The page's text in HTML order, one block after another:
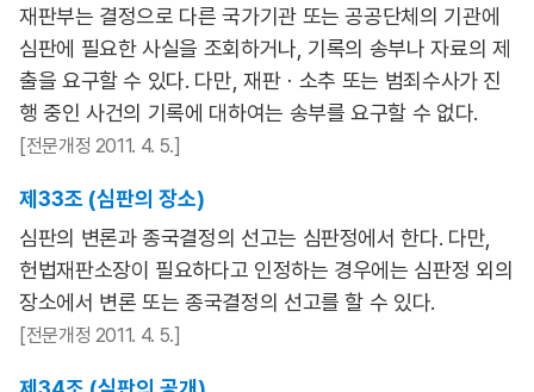
재판부는 결정으로 다른 국가기관 또는 공공단체의 기관에
심판에 필요한 사실을 조회하거나, 기록의 송부나 자료의 제
출을 요구할 수 있다. 다만, 재판ㆍ소추 또는 범죄수사가 진
행 중인 사건의 기록에 대하여는 송부를 요구할 수 없다.
[전문개정 2011. 4. 5.]
제33조 (심판의 장소)
심판의 변론과 종국결정의 선고는 심판정에서 한다. 다만,
헌법재판소장이 필요하다고 인정하는 경우에는 심판정 외의
장소에서 변론 또는 종국결정의 선고를 할 수 있다.
[전문개정 2011. 4. 5.]